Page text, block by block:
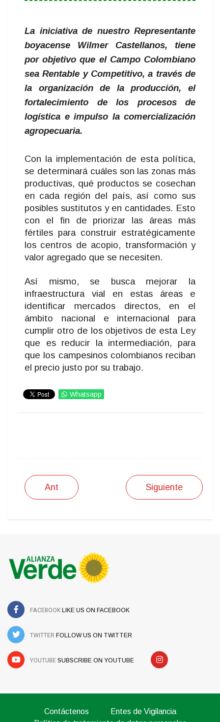
La iniciativa de nuestro Representante
boyacense Wilmer Castellanos, tiene
por objetivo que el Campo Colombiano
sea Rentable y Competitivo, a través de
la organización de la producción, el
fortalecimiento de los procesos de
logística e impulso la comercialización
agropecuaria.
Con la implementación de esta política,
se determinará cuáles son las zonas más
productivas, qué productos se cosechan
en cada región del país, así como sus
posibles sustitutos y en cantidades. Esto
con el fin de priorizar las áreas más
fértiles para construir estratégicamente
los centros de acopio, transformación y
valor agregado que se necesiten.
Así mismo, se busca mejorar la
infraestructura vial en estas áreas e
identificar mercados directos, en el
ámbito nacional e internacional para
cumplir otro de los objetivos de esta Ley
que es reducir la intermediación, para
que los campesinos colombianos reciban
el precio justo por su trabajo.
Whatsapp
Ant Siguiente
FACEBOOK LIKE US ON FACEBOOK
TWITTER FOLLOW US ON TWITTER
YOUTUBE SUBSCRIBE ON YOUTUBE
Contáctenos
Entes de Vigilancia